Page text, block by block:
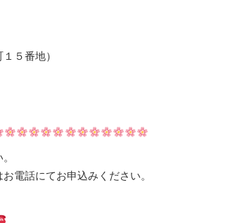
５番地）
電話にてお申込みください。